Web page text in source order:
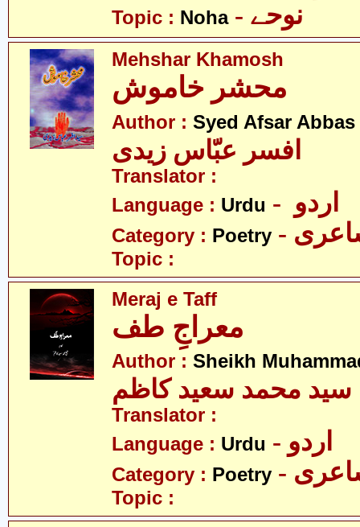
Topic : Noha - نوحے
Mehshar Khamosh
Author : Syed Afsar
افسر عبّاس زیدی
Translator :
Language : Urdu
Category : Poetry
Topic :
Meraj e Taff
معراجِ طف
Author : Sheikh
سید محمد سعید کاظم
Translator :
Language : Urdu - اردو
Category : Poetry
Topic :